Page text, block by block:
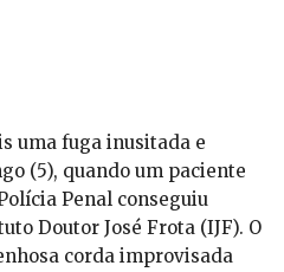
uma fuga inusitada e
(5), quando um paciente
Penal conseguiu
Doutor José Frota (IJF). O
corda improvisada